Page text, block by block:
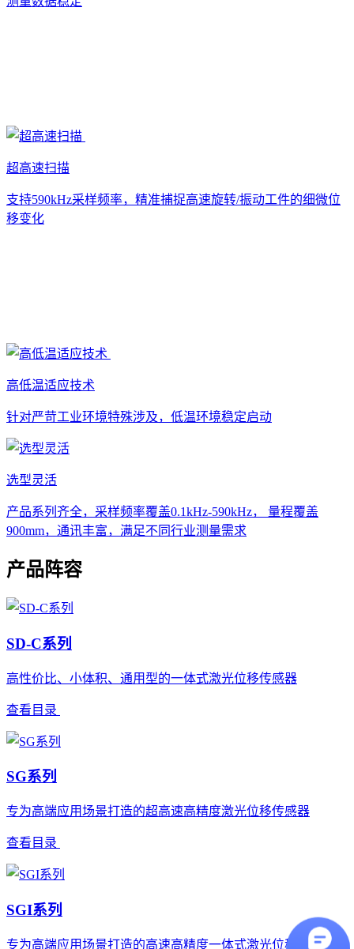
超高速扫描
支持590kHz采样频率，精准捕捉高速旋转/振动工件的细微位
移变化
高低温适应技术
针对严苛工业环境特殊涉及，低温环境稳定启动
选型灵活
产品系列齐全，采样频率覆盖0.1kHz-590kHz， 量程覆盖
900mm，通讯丰富，满足不同行业测量需求
产品阵容
SD-C系列
高性价比、小体积、通用型的一体式激光位移传感器
查看目录
SG系列
专为高端应用场景打造的超高速高精度激光位移传感器
查看目录
SGI系列
专为高端应用场景打造的高速高精度一体式激光位移传感器